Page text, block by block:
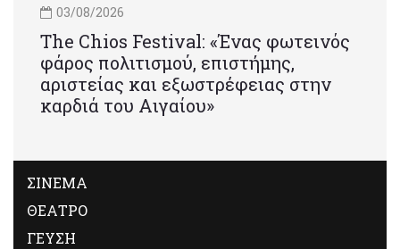
03/08/2026
Τhe Chios Festival: «Ένας φωτεινός
φάρος πολιτισμού, επιστήμης,
αριστείας και εξωστρέφειας στην
καρδιά του Αιγαίου»
ΣΙΝΕΜΑ
ΘΕΑΤΡΟ
ΓΕΥΣΗ